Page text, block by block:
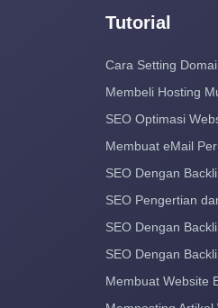
Tutorial
Cara Setting
Membeli Hosting
SEO Optimasi
Membuat eMail
SEO Dengan
SEO Pengertian
SEO Dengan
SEO Dengan
Membuat Website